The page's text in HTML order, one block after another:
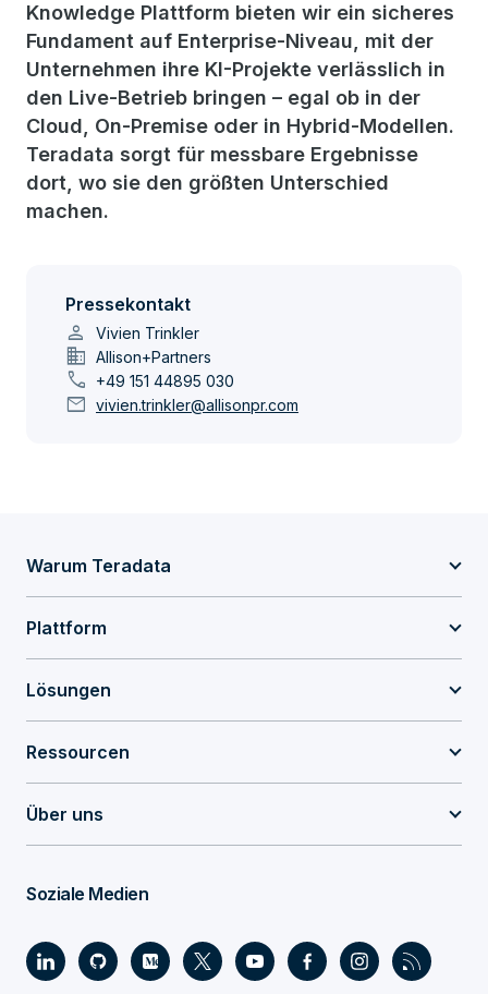
Knowledge Plattform bieten wir ein sicheres
Fundament auf Enterprise-Niveau, mit der
Unternehmen ihre KI-Projekte verlässlich in
den Live-Betrieb bringen – egal ob in der
Cloud, On-Premise oder in Hybrid-Modellen.
Teradata sorgt für messbare Ergebnisse
dort, wo sie den größten Unterschied
machen.
Pressekontakt
person Vivien Trinkler
domain Allison+Partners
call +49 151 44895 030
mail vivien.trinkler@allisonpr.com
Warum Teradata
Plattform
Lösungen
Ressourcen
Über uns
Soziale Medien